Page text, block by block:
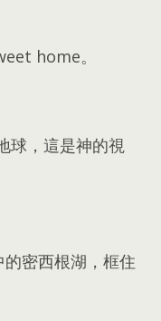
home。
球 ， 這是神的視
密西根湖 ， 框住